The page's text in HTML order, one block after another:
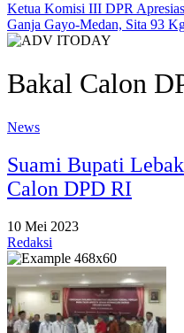
Ketua Komisi III DPR
Ganja Gayo-Medan, Sita 93
Bakal Calon
News
Suami Bupati
Calon DPD RI
10 Mei 2023
Redaksi